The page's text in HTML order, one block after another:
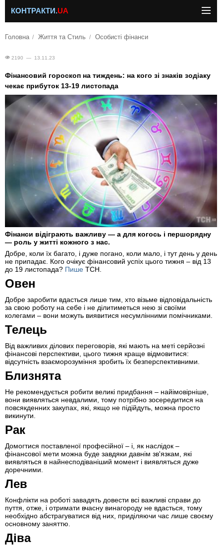
КОНТРАКТИ.UA
Головна Життя та Стиль Особисті фінанси
2190 — 13.11.23
Фінансовий гороскоп на тиждень: на кого зі знаків зодіаку
чекає прибуток 13-19 листопада
Фінанси відіграють важливу — а для когось і першорядну
— роль у житті кожного з нас.
Добре, коли їх багато, і дуже погано, коли мало, і тут день у день
не припадає. Кого очікує фінансовий успіх цього тижня – від 13
до 19 листопада? Пише ТСН.
Овен
Добре заробити вдасться лише тим, хто візьме відповідальність
за свою роботу на себе і не ділитиметься нею зі своїми
колегами – вони можуть виявитися несумлінними помічниками.
Телець
Від важливих ділових переговорів, які мають на меті серйозні
фінансові перспективи, цього тижня краще відмовитися:
відсутність взаєморозуміння зробить їх безперспективними.
Близнята
Не рекомендується робити великі придбання – найімовірніше,
вони виявляться невдалими, тому потрібно зосередитися на
повсякденних закупах, які, якщо не підійдуть, можна просто
викинути.
Рак
Домогтися поставленої професійної – і, як наслідок –
фінансової мети можна буде завдяки давнім зв'язкам, які
виявляться в найнесподіваніший момент і виявляться дуже
доречними.
Лев
Конфлікти на роботі завадять довести всі важливі справи до
пуття, отже, і отримати вчасну винагороду не вдасться, тому
необхідно абстрагуватися від них, приділяючи час лише своєму
основному заняттю.
Діва